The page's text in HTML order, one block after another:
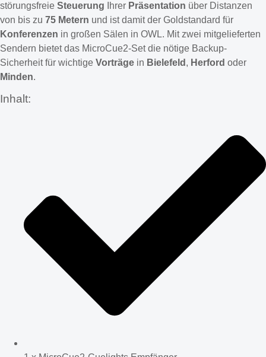
störungsfreie Steuerung Ihrer Präsentation über Distanzen
von bis zu 75 Metern und ist damit der Goldstandard für
Konferenzen in großen Sälen in OWL. Mit zwei mitgelieferten
Sendern bietet das MicroCue2-Set die nötige Backup-
Sicherheit für wichtige Vorträge in Bielefeld , Herford oder
Minden.
Inhalt: